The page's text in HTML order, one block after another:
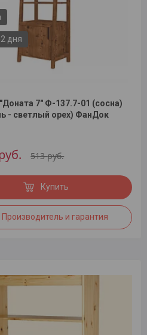
дня
7" Ф-137.7-01 (сосна)
- светлый орех) ФанДок
513руб.
Купить
Производитель и гарантия